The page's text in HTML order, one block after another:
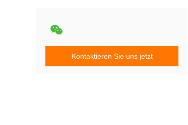
Kontaktieren Sie uns jetzt